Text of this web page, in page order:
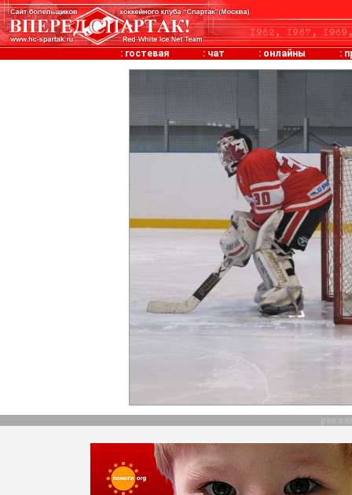
: гостевая : чат : онлайны :